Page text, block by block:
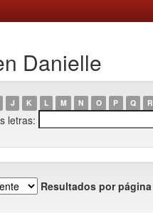
Danielle
J K L M N O P Q R
letras:
Resultados por página